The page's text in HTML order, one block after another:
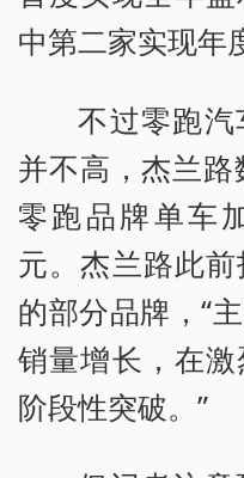
中第二家实现年
不过零跑
并不高，杰兰路
零跑品牌单车
元。杰兰路此
的部分品牌，“
销量增长，在
阶段性突破。”